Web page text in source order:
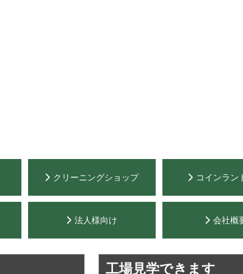
クリーニングショップ コインラン
法人様向け 会社概
工場見学できます